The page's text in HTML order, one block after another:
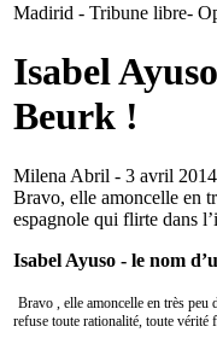
Madirid - Tribune libre-
Isabel
Beurk !
Milena Abril - 3 avril 2014
Bravo, elle amoncelle en
espagnole qui flirte dans
Isabel Ayuso - le nom
Bravo , elle amoncelle en très peu
refuse toute rationalité, toute vérité